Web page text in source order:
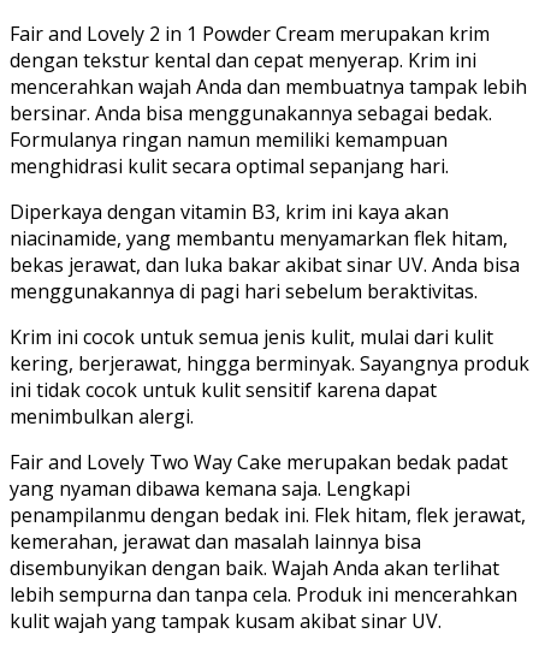
Fair and Lovely 2 in 1 Powder Cream merupakan krim
dengan tekstur kental dan cepat menyerap. Krim ini
mencerahkan wajah Anda dan membuatnya tampak lebih
bersinar. Anda bisa menggunakannya sebagai bedak.
Formulanya ringan namun memiliki kemampuan
menghidrasi kulit secara optimal sepanjang hari.
Diperkaya dengan vitamin B3, krim ini kaya akan
niacinamide, yang membantu menyamarkan flek hitam,
bekas jerawat, dan luka bakar akibat sinar UV. Anda bisa
menggunakannya di pagi hari sebelum beraktivitas.
Krim ini cocok untuk semua jenis kulit, mulai dari kulit
kering, berjerawat, hingga berminyak. Sayangnya produk
ini tidak cocok untuk kulit sensitif karena dapat
menimbulkan alergi.
Fair and Lovely Two Way Cake merupakan bedak padat
yang nyaman dibawa kemana saja. Lengkapi
penampilanmu dengan bedak ini. Flek hitam, flek jerawat,
kemerahan, jerawat dan masalah lainnya bisa
disembunyikan dengan baik. Wajah Anda akan terlihat
lebih sempurna dan tanpa cela. Produk ini mencerahkan
kulit wajah yang tampak kusam akibat sinar UV.